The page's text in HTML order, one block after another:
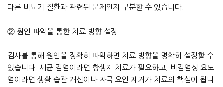
다른 비뇨기 질환과 관련된 문제인지 구분할 수 있습니다.
② 원인 파악을 통한 치료 방향 설정
검사를 통해 원인을 정확히 파악하면 치료 방향을 명확히 설정할 수
있습니다. 세균 감염이라면 항생제 치료가 필요하고, 비감염성 요도
염이라면 생활 습관 개선이나 자극 요인 제거가 치료의 핵심이 됩니